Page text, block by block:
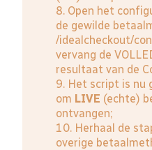
8. Open het
de gewilde
/idealcheckout/
vervang de
resultaat van de
9. Het script is nu
om LIVE (echte)
ontvangen;
10. Herhaal de
overige